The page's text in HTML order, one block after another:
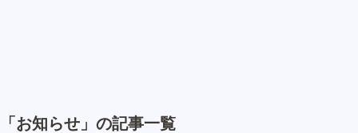
「お知らせ」の記事一覧